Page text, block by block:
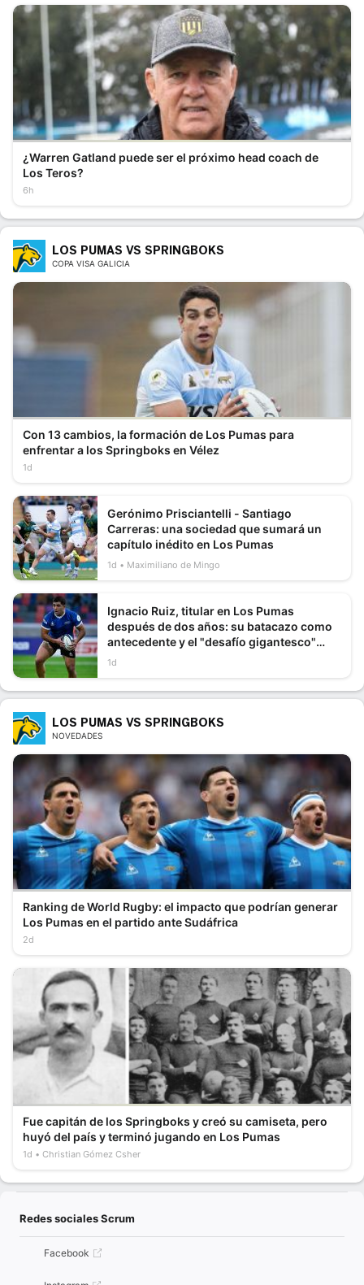
¿Warren Gatland puede ser el próximo head coach de
Los Teros?
6h
LOS PUMAS VS SPRINGBOKS
COPA VISA GALICIA
Con 13 cambios, la formación de Los Pumas para
enfrentar a los Springboks en Vélez
1d
Gerónimo Prisciantelli - Santiago
Carreras: una sociedad que sumará un
capítulo inédito en Los Pumas
1d Maximiliano de Mingo
Ignacio Ruiz, titular en Los Pumas
después de dos años: su batacazo como
antecedente y el "desafío gigantesco"
ante Sudáfrica
1d
LOS PUMAS VS SPRINGBOKS
NOVEDADES
Ranking de World Rugby: el impacto que podrían generar
Los Pumas en el partido ante Sudáfrica
2d
Fue capitán de los Springboks y creó su camiseta, pero
huyó del país y terminó jugando en Los Pumas
1d Christian Gómez Csher
Redes sociales Scrum
Facebook